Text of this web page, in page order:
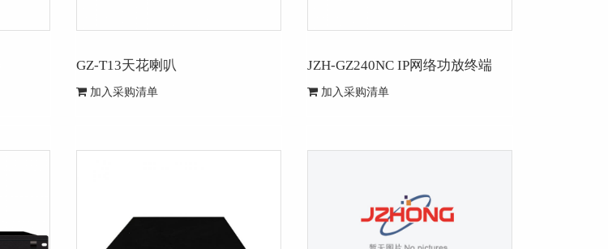
GZ-T13天花喇叭
加入采购清单
JZH-GZ240NC IP网络功放终端
加入采购清单